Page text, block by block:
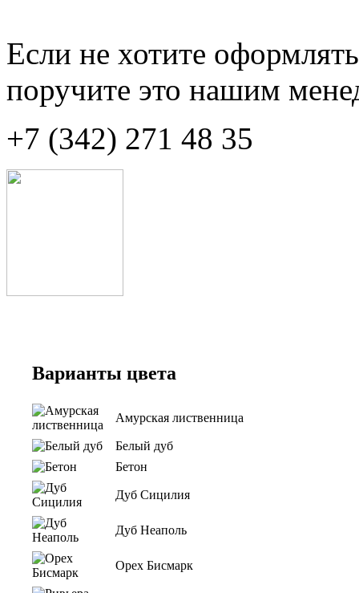
Если не хотите
поручите это нашим
+7 (342) 271 48 35
Варианты цвета
Амурская лиственница
Белый дуб
Бетон
Дуб Сицилия
Дуб Неаполь
Орех Бисмарк